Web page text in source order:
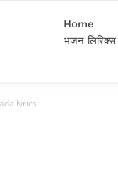
Home
भजन लिरिक्स
lyrics